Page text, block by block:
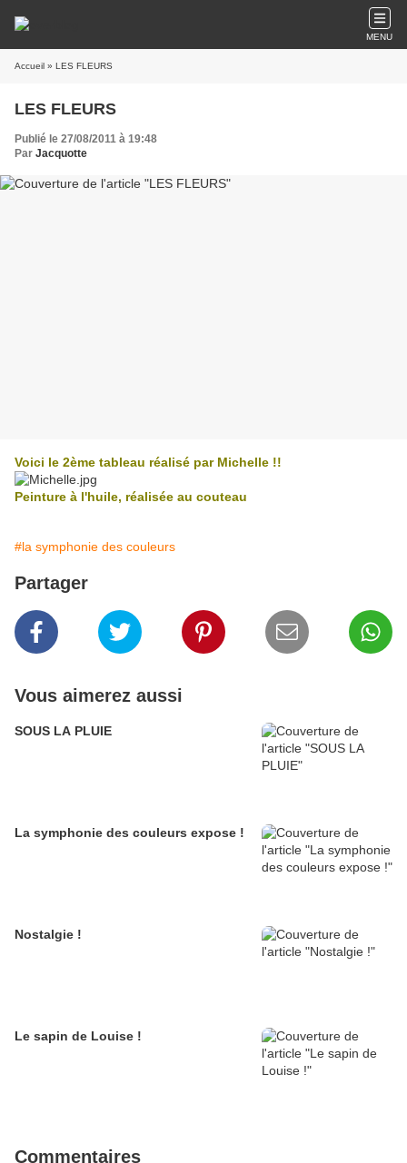
MENU
Accueil » LES FLEURS
LES FLEURS
Publié le 27/08/2011 à 19:48
Par Jacquotte
Voici le 2ème tableau réalisé par Michelle !!
Peinture à l'huile, réalisée au couteau
#la symphonie des couleurs
Partager
Vous aimerez aussi
SOUS LA PLUIE
La symphonie des couleurs expose !
Nostalgie !
Le sapin de Louise !
Commentaires